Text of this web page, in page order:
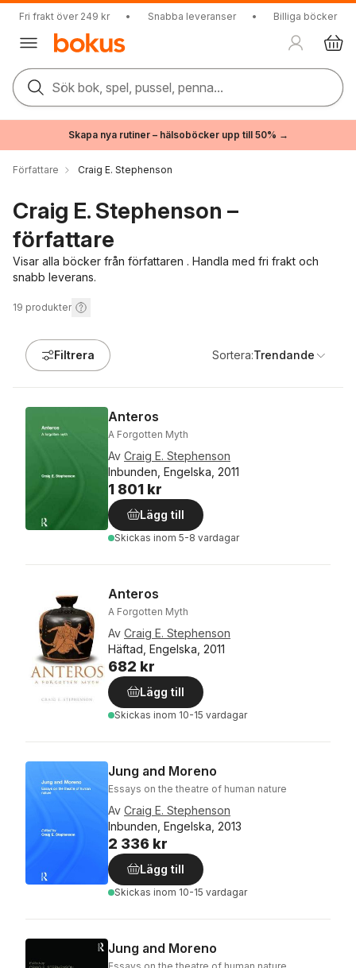
Fri frakt över 249 kr • Snabba leveranser • Billiga böcker
Sök bok, spel, pussel, penna...
Skapa nya rutiner – hälsoböcker upp till 50% →
Författare Craig E. Stephenson
Craig E. Stephenson –
författare
Visar alla böcker från författaren . Handla med fri frakt och
snabb leverans.
19 produkter
Filtrera Sortera:Trendande
Anteros
A Forgotten Myth
Av Craig E. Stephenson
Inbunden, Engelska, 2011
1 801 kr
Lägg till
Skickas inom 5-8 vardagar
Anteros
A Forgotten Myth
Av Craig E. Stephenson
Häftad, Engelska, 2011
682 kr
Lägg till
Skickas inom 10-15 vardagar
Jung and Moreno
Essays on the theatre of human nature
Av Craig E. Stephenson
Inbunden, Engelska, 2013
2 336 kr
Lägg till
Skickas inom 10-15 vardagar
Jung and Moreno